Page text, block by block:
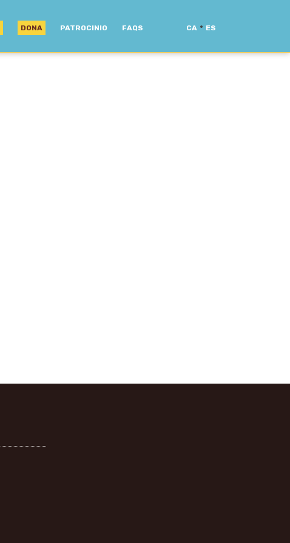
DONA PATROCINIO FAQS CA · ES